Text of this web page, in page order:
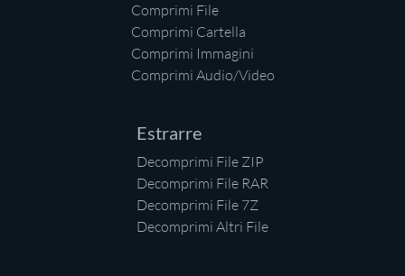
Comprimi File
Comprimi Cartella
Comprimi Immagini
Comprimi Audio/Video
Estrarre
Decomprimi File ZIP
Decomprimi File RAR
Decomprimi File 7Z
Decomprimi Altri File